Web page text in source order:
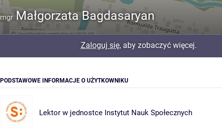
mgr Małgorzata Bagdasaryan
Zaloguj się, aby zobaczyć więcej.
PODSTAWOWE INFORMACJE O UŻYTKOWNIKU
Lektor w jednostce Instytut Nauk Społecznych